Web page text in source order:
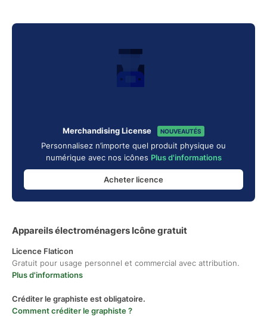
Merchandising License NOUVEAUTÉS
Personnalisez n’importe quel produit physique ou
numérique avec nos icônes Plus d'informations
Acheter licence
Appareils électroménagers Icône gratuit
Licence Flaticon
Gratuit pour usage personnel et commercial avec attribution.
Plus d'informations
Créditer le graphiste est obligatoire.
Comment créditer le graphiste ?